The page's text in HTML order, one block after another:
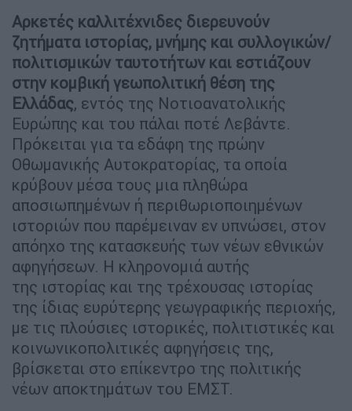
Αρκετές καλλιτέχνιδες διερευνούν
ζητήματα ιστορίας, μνήμης και συλλογικών/
πολιτισμικών ταυτοτήτων και εστιάζουν
στην κομβική γεωπολιτική θέση της
Ελλάδας, εντός της Νοτιοανατολικής
Ευρώπης και του πάλαι ποτέ Λεβάντε.
Πρόκειται για τα εδάφη της πρώην
Οθωμανικής Αυτοκρατορίας, τα οποία
κρύβουν μέσα τους μια πληθώρα
αποσιωπημένων ή περιθωριοποιημένων
ιστοριών που παρέμειναν εν υπνώσει, στον
απόηχο της κατασκευής των νέων εθνικών
αφηγήσεων. Η κληρονομιά αυτής
της ιστορίας και της τρέχουσας ιστορίας
της ίδιας ευρύτερης γεωγραφικής περιοχής,
με τις πλούσιες ιστορικές, πολιτιστικές και
κοινωνικοπολιτικές αφηγήσεις της,
βρίσκεται στο επίκεντρο της πολιτικής
νέων αποκτημάτων του ΕΜΣΤ.